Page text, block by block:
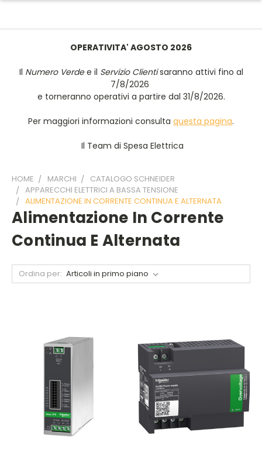
OPERATIVITA' AGOSTO 2026
Il Numero Verdee il Servizio Clientisaranno attivi fino al
7/8/2026
e torneranno operativi a partire dal 31/8/2026.
Per maggiori informazioni consulta questa pagina.
Il Team di Spesa Elettrica
HOME MARCHI
CATALOGO SCHNEIDER
APPARECCHI ELETTRICI A BASSA TENSIONE
ALIMENTAZIONE IN CORRENTE CONTINUA E ALTERNATA
Alimentazione In Corrente
Continua E Alternata
Ordina per: